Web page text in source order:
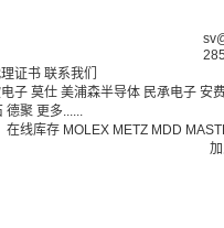
证书 联系我们
子 莫仕 美浦森半导体 民承电子 安
德聚 更多......
在线库存 MOLEX METZ MDD